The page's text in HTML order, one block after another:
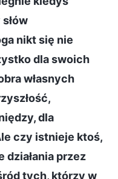
nikt się nie
dla swoich
własnych
dla
czy istnieje ktoś,
przez
tych, którzy w